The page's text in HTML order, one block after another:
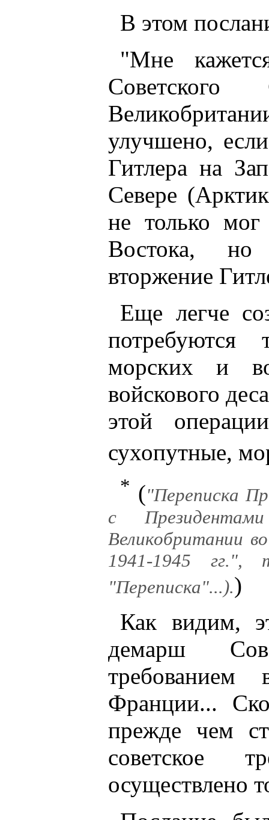
В этом
"Мне
улучшено,
Гитлера на
Севере
не только
Востока,
вторжение
Еще легче
потребуются
морских и
войскового
этой
сухопутные,
* ("Переписка
с
Великобритании
1941-1945
"Переписка"...).)
Как видим,
демарш
Франции...
прежде чем
советское
осуществлено